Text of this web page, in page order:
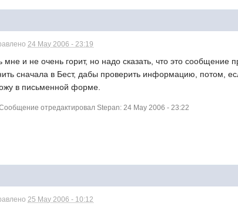
24 May 2006 - 23:19
мне и не очень горит, но надо сказать, что это
сначала в Бест, дабы проверить информацию, потом,
в письменной форме.
отредактировал Stepan: 24 May 2006 - 23:22
25 May 2006 - 10:12